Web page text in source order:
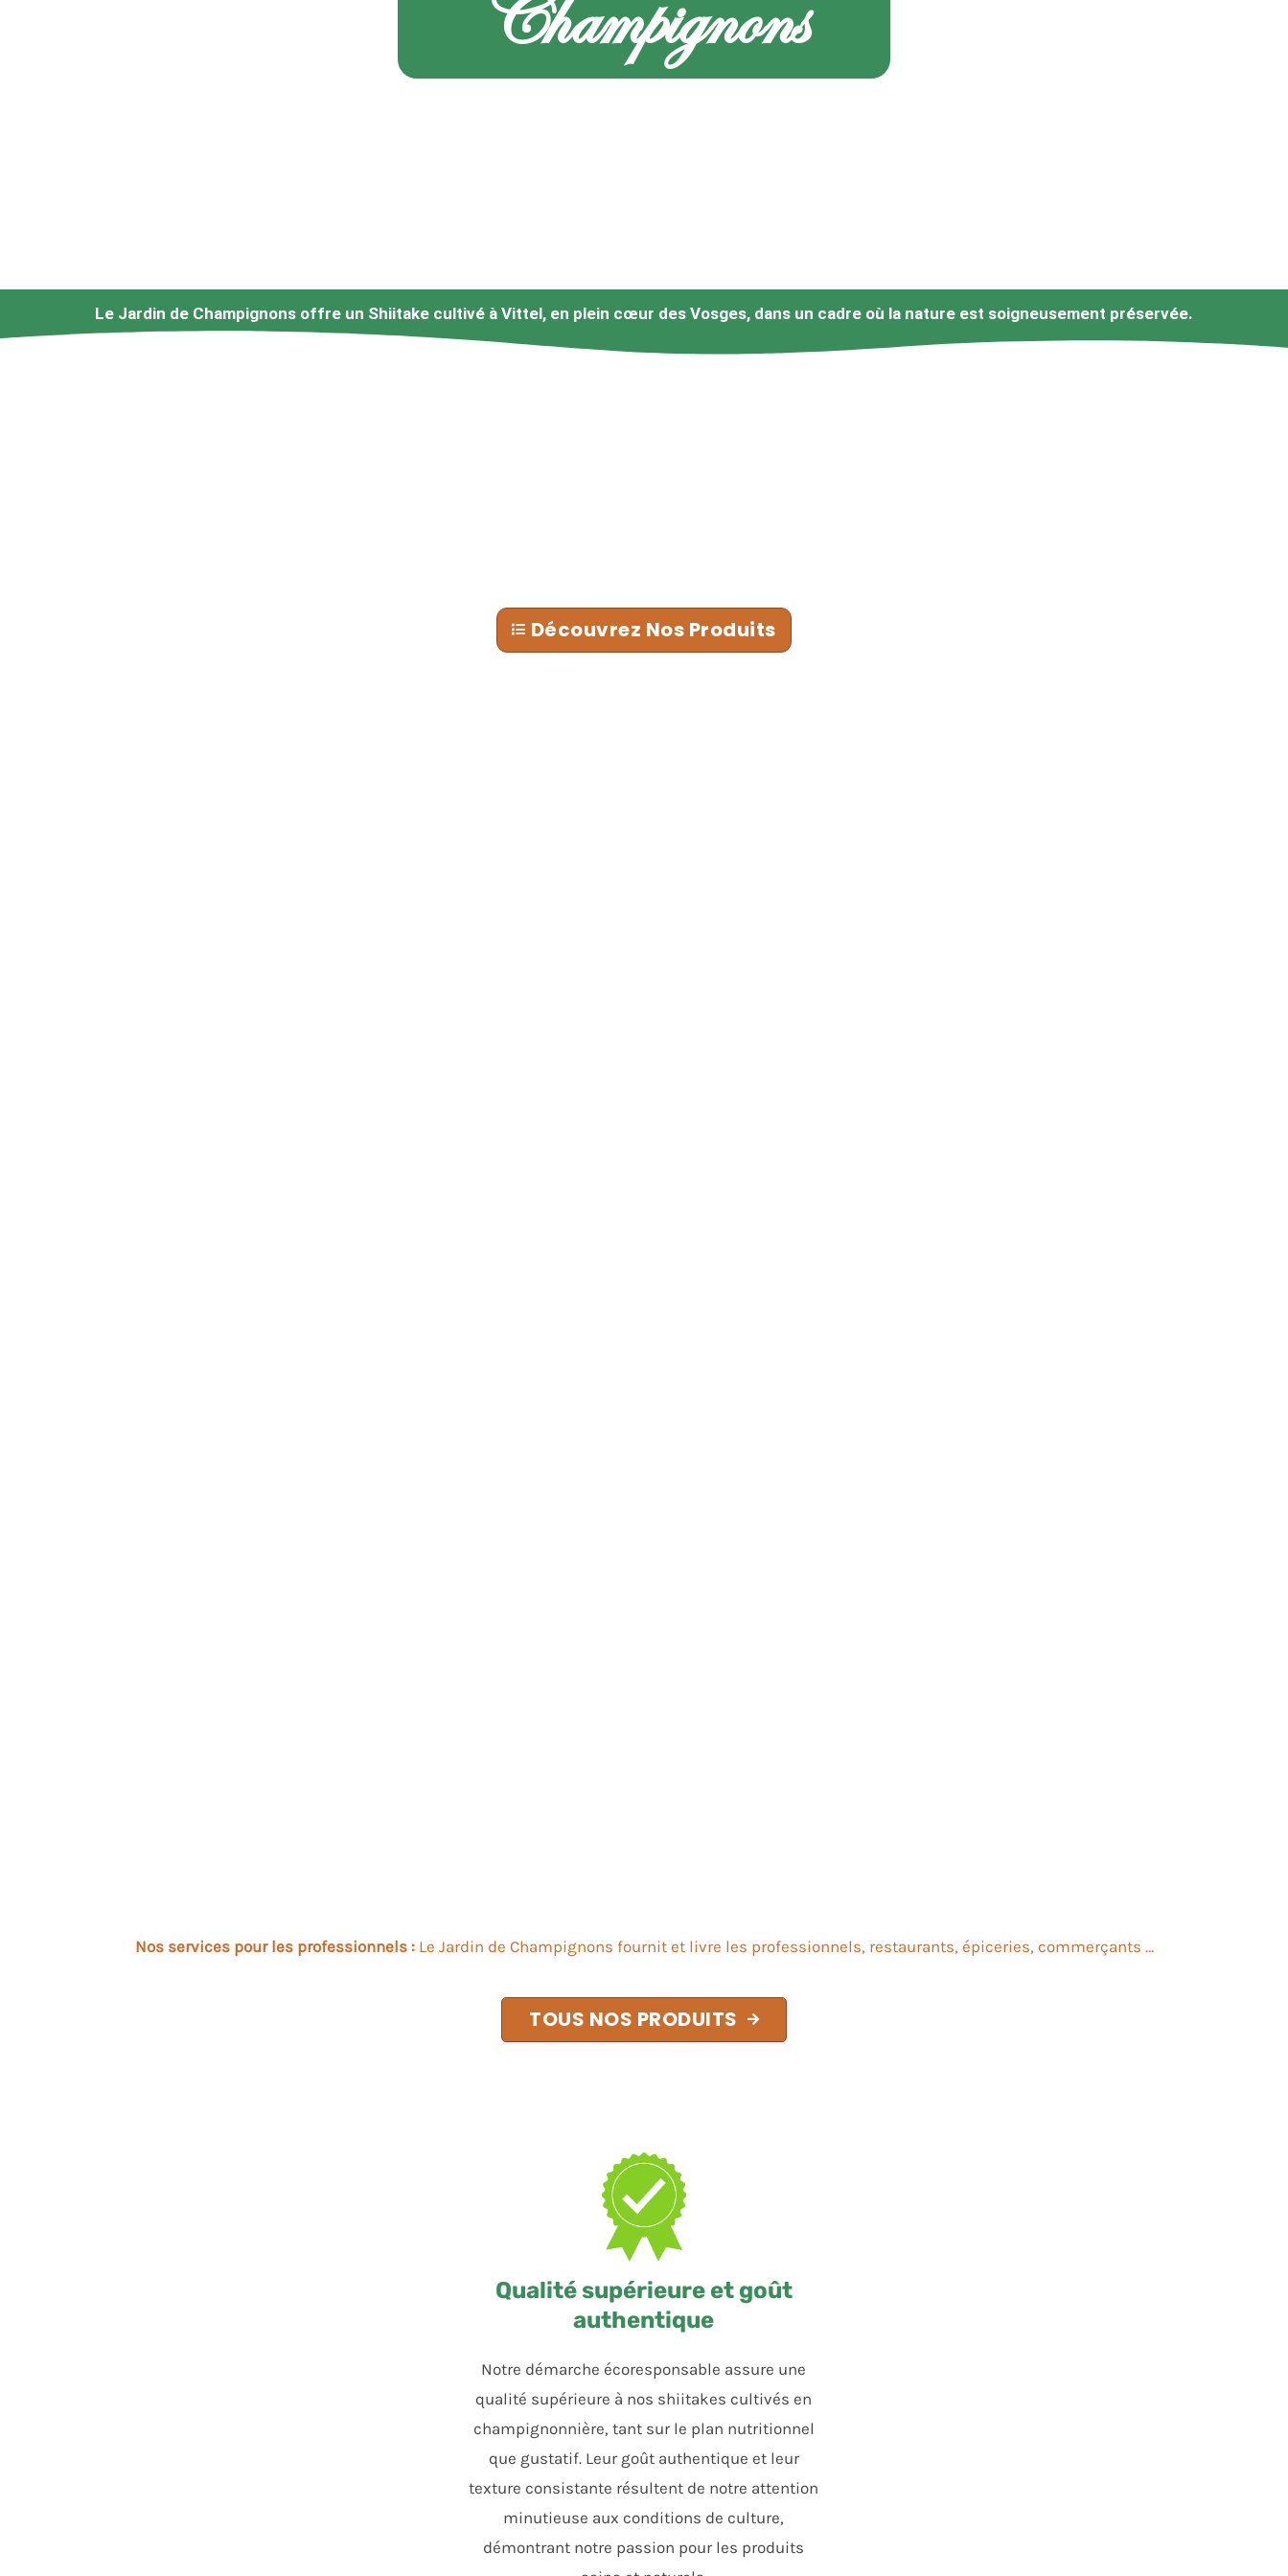
Champignons
Le Jardin de Champignons offre un Shiitake cultivé à Vittel, en plein cœur des Vosges, dans un cadre où la nature est soigneusement préservée.
Découvrez Nos Produits
Nos services pour les professionnels : Le Jardin de Champignons fournit et livre les professionnels, restaurants, épiceries, commerçants …
TOUS NOS PRODUITS
Qualité supérieure et goût
authentique
Notre démarche écoresponsable assure une
qualité supérieure à nos shiitakes cultivés en
champignonnière, tant sur le plan nutritionnel
que gustatif. Leur goût authentique et leur
texture consistante résultent de notre attention
minutieuse aux conditions de culture,
démontrant notre passion pour les produits